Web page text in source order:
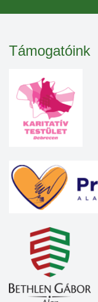
Támogatóink